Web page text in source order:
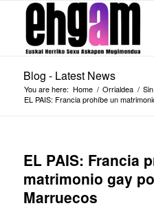
Blog - Latest News
You are here: Home / Orrialdea /
EL PAIS: Francia prohíbe un
EL PAIS: Francia
matrimonio gay
Marruecos